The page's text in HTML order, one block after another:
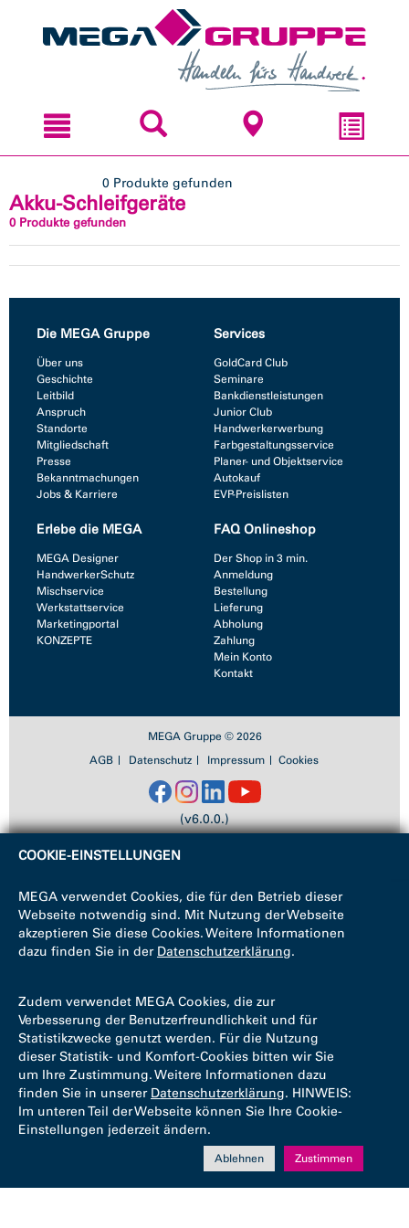
0 Produkte gefunden
Akku-Schleifgeräte
0 Produkte gefunden
Die MEGA Gruppe
Über uns
Geschichte
Leitbild
Anspruch
Standorte
Mitgliedschaft
Presse
Bekanntmachungen
Jobs & Karriere
Services
GoldCard Club
Seminare
Bankdienstleistungen
Junior Club
Handwerkerwerbung
Farbgestaltungsservice
Planer- und Objektservice
Autokauf
EVP-Preislisten
Erlebe die MEGA
MEGA Designer
HandwerkerSchutz
Mischservice
Werkstattservice
Marketingportal
KONZEPTE
FAQ Onlineshop
Der Shop in 3 min.
Anmeldung
Bestellung
Lieferung
Abholung
Zahlung
Mein Konto
Kontakt
MEGA Gruppe © 2026
AGB
Datenschutz Impressum Cookies
(v6.0.0.)
COOKIE-EINSTELLUNGEN
MEGA verwendet Cookies, die für den Betrieb dieser
Webseite notwendig sind. Mit Nutzung der Webseite
akzeptieren Sie diese Cookies. Weitere Informationen
dazu finden Sie in der Datenschutzerklärung.
Zudem verwendet MEGA Cookies, die zur
Verbesserung der Benutzerfreundlichkeit und für
Statistikzwecke genutzt werden. Für die Nutzung
dieser Statistik- und Komfort-Cookies bitten wir Sie
um Ihre Zustimmung. Weitere Informationen dazu
finden Sie in unserer Datenschutzerklärung. HINWEIS:
Im unteren Teil der Webseite können Sie Ihre Cookie-
Einstellungen jederzeit ändern.
Zustimmen
Ablehnen